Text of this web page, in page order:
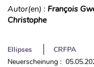
Autor(en) : François
Christophe
Ellipses
CRFPA
Neuerscheinung :